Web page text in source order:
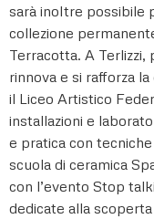
sarà inoltre possibile
collezione
Terracotta. A Terlizzi,
rinnova e si rafforza
il Liceo Artistico
installazioni e
e pratica con
scuola di ceramica
con l’evento Stop
dedicate alla